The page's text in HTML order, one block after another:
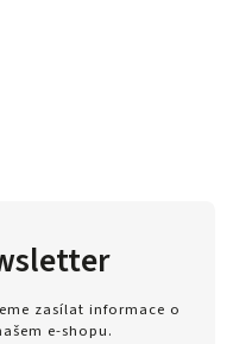
zasílat informace o
e-shopu.